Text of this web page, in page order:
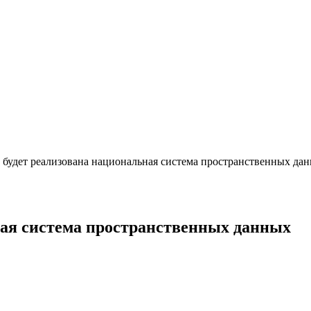
реализована национальная система пространственных
система пространственных данных